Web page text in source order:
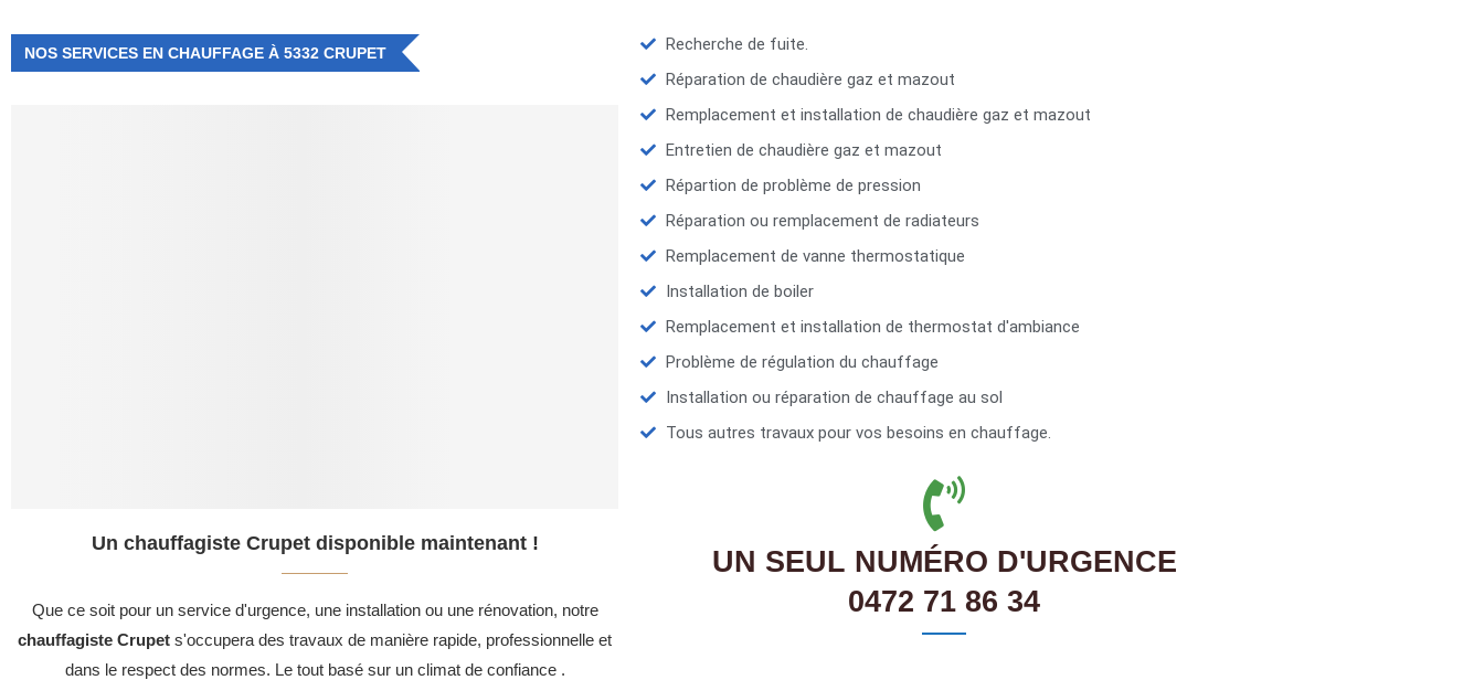
NOS SERVICES EN CHAUFFAGE À 5332 CRUPET
Un chauffagiste Crupet disponible maintenant !
Que ce soit pour un service d'urgence, une installation ou une rénovation, notre
chauffagiste Crupet s'occupera des travaux de manière rapide, professionnelle et
dans le respect des normes. Le tout basé sur un climat de confiance .
Recherche de fuite.
Réparation de chaudière gaz et mazout
Remplacement et installation de chaudière gaz et mazout
Entretien de chaudière gaz et mazout
Répartion de problème de pression
Réparation ou remplacement de radiateurs
Remplacement de vanne thermostatique
Installation de boiler
Remplacement et installation de thermostat d'ambiance
Problème de régulation du chauffage
Installation ou réparation de chauffage au sol
Tous autres travaux pour vos besoins en chauffage.
UN SEUL NUMÉRO D'URGENCE
0472 71 86 34